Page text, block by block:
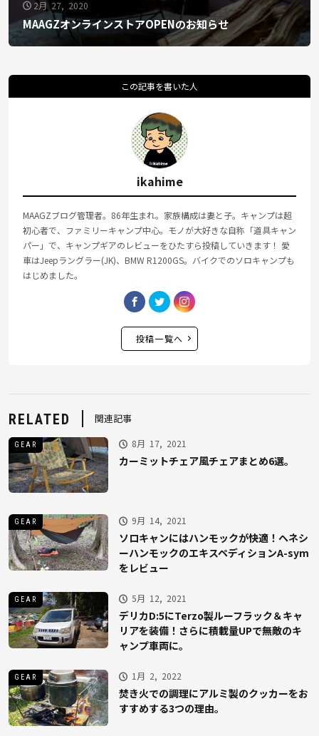
2月 27, 2020
MAAGZオンラインストアOPENのお知らせ
この記事を書いた人
ikahime
MAAGZブログ管理者。86年生まれ。家族構成は妻と子。キャンプは超
初心者で、ファミリーキャンプ中心。モノが大好きな自称「道具キャン
パー」で、キャンプギアのレビューをひたすら投稿していきます！ 愛
車はJeepラングラー(JK)、BMW R1200GS。バイクでのソロキャンプも
はじめました。
投稿一覧へ
RELATED 関連記事
GEAR 8月 17, 2021
カーミットチェア風チェアまとめ6選。
GEAR 9月 14, 2021
ソロキャンにはハンモックが快適！ヘネシ
ーハンモックのエキスペディションA-sym
をレビュー
GEAR 5月 12, 2021
デリカD:5にTerzo製ルーフラック＆キャ
リアを装備！さらに積載量UPで無敵のキ
ャンプ車両に。
GEAR 1月 2, 2022
焚き火での調理にアルミ製のクッカーをお
すすめする3つの理由。